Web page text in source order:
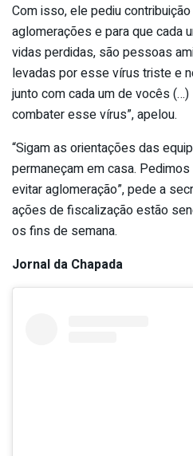
Com isso, ele pediu
aglomerações e para que cada
vidas perdidas, são pessoas
levadas por esse vírus triste e
junto com cada um de vocês
combater esse vírus”, apelou.
“Sigam as orientações das
permaneçam em casa.
evitar aglomeração”, pede a
ações de fiscalização estão
os fins de semana.
Jornal da Chapada